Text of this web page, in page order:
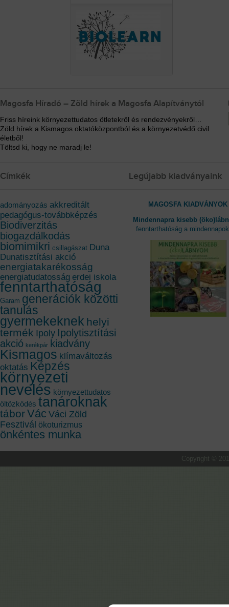
Magosfa Híradó – Zöld hírek a Magosfa Alapítványtól
Friss híreink környezettudatos ötletekről és rendezvényekről…
Zöld hírek a Kismagos oktatóközpontból és a környezetvédő civil
életből!
Töltsd ki, hogy ne maradj le!
Címkék
adományozás akkreditált
pedagógus-továbbképzés
Biodiverzitás
biogazdálkodás
biomimikri csillagászat Duna
Dunatisztítási akció
energiatakarékosság
energiatudatosság erdei iskola
fenntarthatóság
Garam generációk közötti
tanulás
gyermekeknek helyi
termék Ipoly Ipolytisztítási
akció kerékpár kiadvány
Kismagos klímaváltozás
oktatás Képzés
környezeti
nevelés környezettudatos
öltözködés tanároknak
táborVác Váci Zöld
Fesztivál ökoturizmus
önkéntes munka
Legújabb kiadványaink
MAGOSFA KIADVÁNYOK
Mindennapra kisebb
fenntarthatóság a
Copyright ©